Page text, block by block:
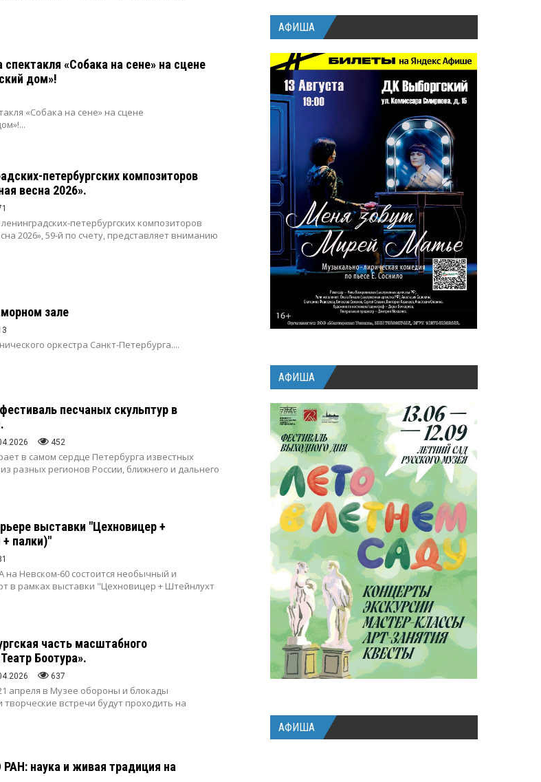
«Собака на сене» на сцене
дом»!
«Собака на сене» на сцене
...
петербургских композиторов
весна 2026».
петербургских композиторов
2026», 59-й по счету, представляет вниманию
зале
оркестра Санкт-Петербурга....
песчаных скульптур в
452
в самом сердце Петербурга известных
разных регионов России, ближнего и дальнего
выставки "Цехновицер +
палки)"
на Невском-60 состоится необычный и
в рамках выставки "Цехновицер + Штейнлухт
часть масштабного
Боотура».
637
апреля в Музее обороны и блокады
встречи будут проходить на
наука и живая традиция на
АФИША
АФИША
АФИША